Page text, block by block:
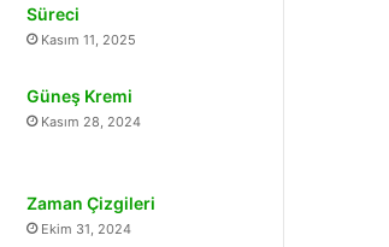
Süreci
Kasım 11, 2025
Güneş Kremi
Kasım 28, 2024
Zaman Çizgileri
Ekim 31, 2024